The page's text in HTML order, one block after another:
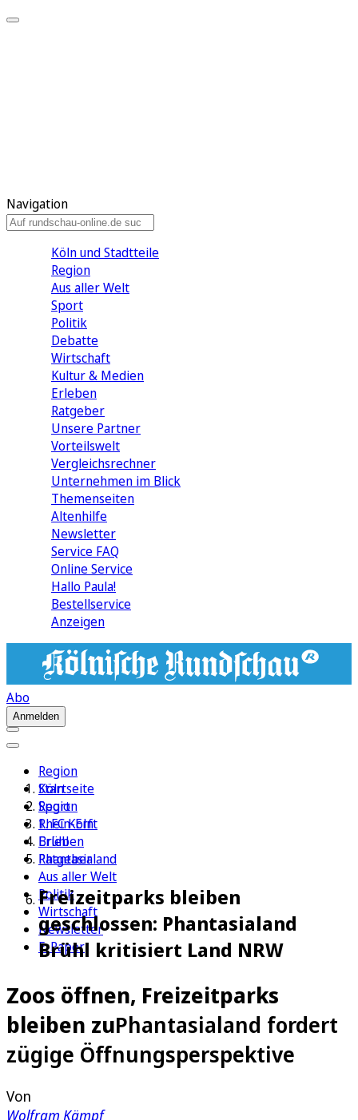
Navigation
Köln und Stadtteile
Region
Aus aller Welt
Sport
Politik
Debatte
Wirtschaft
Kultur & Medien
Erleben
Ratgeber
Unsere Partner
Vorteilswelt
Vergleichsrechner
Unternehmen im Blick
Themenseiten
Altenhilfe
Newsletter
Service FAQ
Online Service
Hallo Paula!
Bestellservice
Anzeigen
Abo
Anmelden
Region
Köln
Sport
1. FC Köln
Erleben
Ratgeber
Aus aller Welt
Politik
Wirtschaft
Newsletter
E-Paper
Startseite
Region
Rhein-Erft
Brühl
Phantasialand
Freizeitparks bleiben
geschlossen: Phantasialand
Brühl kritisiert Land NRW
Zoos öffnen, Freizeitparks
bleiben zuPhantasialand fordert
zügige Öffnungsperspektive
Von
Wolfram Kämpf